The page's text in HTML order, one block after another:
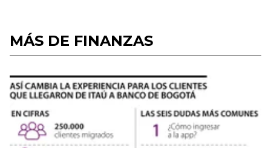
MÁS DE FINANZAS